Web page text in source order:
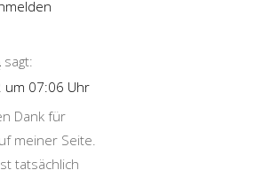
sagt:
um 07:06 Uhr
Dank für
meiner Seite.
tatsächlich